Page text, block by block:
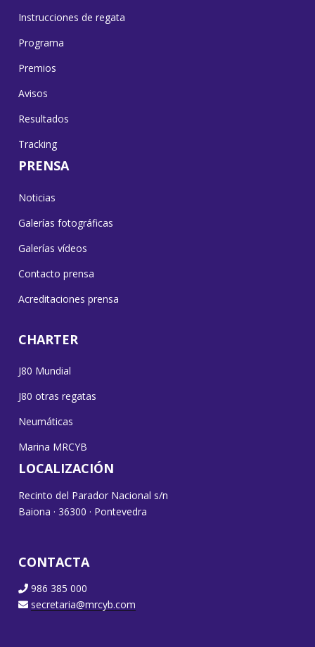
Instrucciones de regata
Programa
Premios
Avisos
Resultados
Tracking
PRENSA
Noticias
Galerías fotográficas
Galerías vídeos
Contacto prensa
Acreditaciones prensa
CHARTER
J80 Mundial
J80 otras regatas
Neumáticas
Marina MRCYB
LOCALIZACIÓN
Recinto del Parador Nacional s/n
Baiona · 36300 · Pontevedra
CONTACTA
986 385 000
secretaria@mrcyb.com